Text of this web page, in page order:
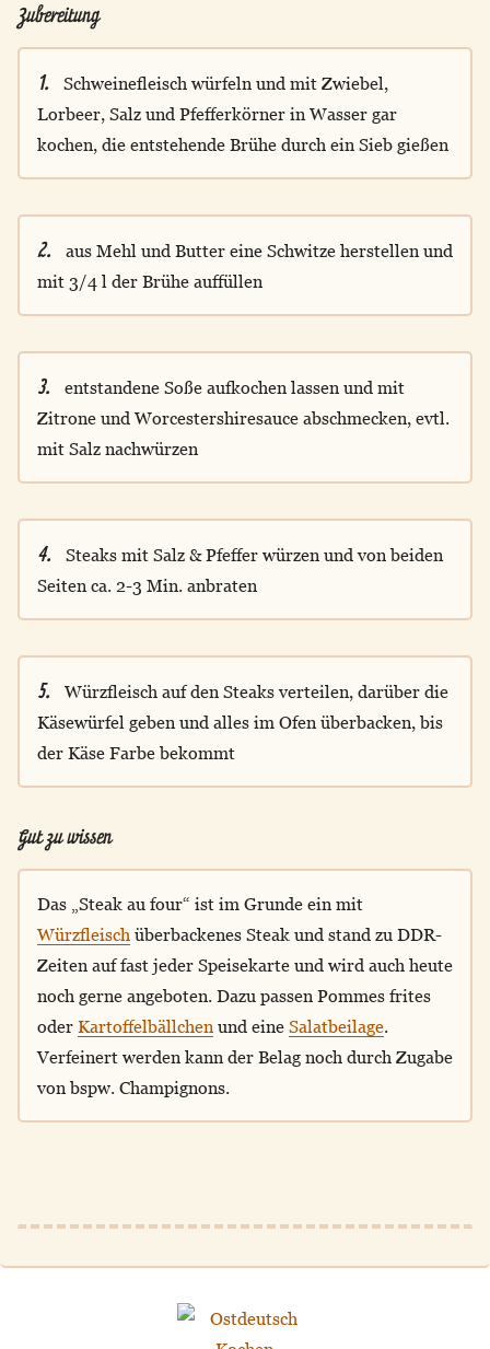
Zubereitung
1.
Schweinefleisch würfeln und mit Zwiebel,
Lorbeer, Salz und Pfefferkörner in Wasser gar
kochen, die entstehende Brühe durch ein Sieb gießen
2.
aus Mehl und Butter eine Schwitze herstellen und
mit 3/4 l der Brühe auffüllen
3.
entstandene Soße aufkochen lassen und mit
Zitrone und Worcestershiresauce abschmecken, evtl.
mit Salz nachwürzen
4.
Steaks mit Salz & Pfeffer würzen und von beiden
Seiten ca. 2-3 Min. anbraten
5.
Würzfleisch auf den Steaks verteilen, darüber die
Käsewürfel geben und alles im Ofen überbacken, bis
der Käse Farbe bekommt
Gut zu wissen
Das „Steak au four“ ist im Grunde ein mit
Würzfleisch überbackenes Steak und stand zu DDR-
Zeiten auf fast jeder Speisekarte und wird auch heute
noch gerne angeboten. Dazu passen Pommes frites
oder Kartoffelbällchen und eine Salatbeilage.
Verfeinert werden kann der Belag noch durch Zugabe
von bspw. Champignons.